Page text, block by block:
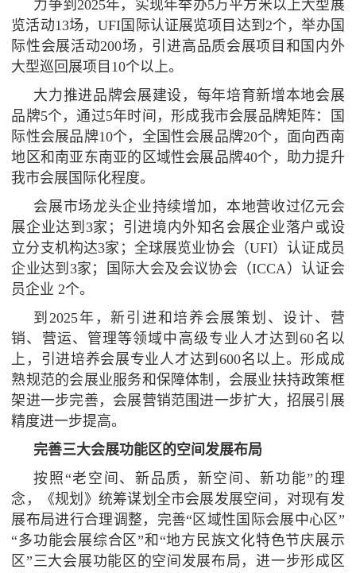
力争到2025年，实现年举办5万平方米以上大型展
览活动13场，UFI国际认证展览项目达到2个，举办国
际性会展活动200场，引进高品质会展项目和国内外
大型巡回展项目10个以上。
大力推进品牌会展建设，每年培育新增本地会展
品牌5个，通过5年时间，形成我市会展品牌矩阵：国
际性会展品牌10个，全国性会展品牌20个，面向西南
地区和南亚东南亚的区域性会展品牌40个，助力提升
我市会展国际化程度。
会展市场龙头企业持续增加，本地营收过亿元会
展企业达到3家；引进境内外知名会展企业落户或设
立分支机构达3家；全球展览业协会（UFI）认证成员
企业达到3家；国际大会及会议协会（ICCA）认证会
员企业 2个。
到2025年，新引进和培养会展策划、设计、营
销、营运、管理等领域中高级专业人才达到60名以
上，引进培养会展专业人才达到600名以上。形成成
熟规范的会展业服务和保障体制，会展业扶持政策框
架进一步完善，会展营销范围进一步扩大，招展引展
精度进一步提高。
完善三大会展功能区的空间发展布局
按照“老空间、新品质，新空间、新功能”的理
念，《规划》统筹谋划全市会展发展空间，对现有发
展布局进行合理调整，完善“区域性国际会展中心区”
“多功能会展综合区”和“地方民族文化特色节庆展示
区”三大会展功能区的空间发展布局，进一步形成区